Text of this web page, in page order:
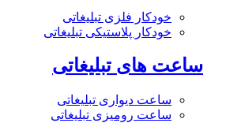
خودکار فلزی تبلیغاتی
خودکار پلاستیکی تبلیغاتی
ساعت های تبلیغاتی
ساعت دیواری تبلیغاتی
ساعت رومیزی تبلیغاتی